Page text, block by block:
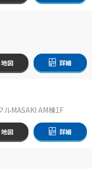
地図 詳細
MASAKI AM棟1F
地図 詳細